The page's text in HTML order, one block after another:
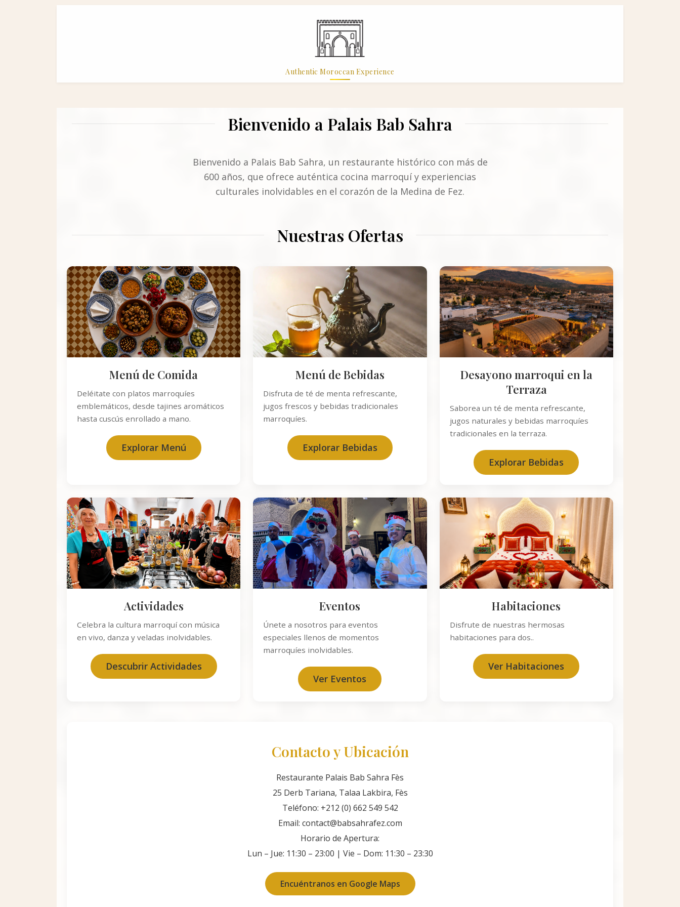
Authentic Moroccan Experience
Bienvenido a Palais Bab Sahra
Bienvenido a Palais Bab Sahra, un restaurante histórico con más de
600 años, que ofrece auténtica cocina marroquí y experiencias
culturales inolvidables en el corazón de la Medina de Fez.
Nuestras Ofertas
Menú de Comida
Deléitate con platos marroquíes
emblemáticos, desde tajines aromáticos
hasta cuscús enrollado a mano.
Explorar Menú
Menú de Bebidas
Disfruta de té de menta refrescante,
jugos frescos y bebidas tradicionales
marroquíes.
Explorar Bebidas
Desayono marroqui en la
Terraza
Saborea un té de menta refrescante,
jugos naturales y bebidas marroquíes
tradicionales en la terraza.
Explorar Bebidas
Actividades
Celebra la cultura marroquí con música
en vivo, danza y veladas inolvidables.
Descubrir Actividades
Eventos
Únete a nosotros para eventos
especiales llenos de momentos
marroquíes inolvidables.
Ver Eventos
Habitaciones
Disfrute de nuestras hermosas
habitaciones para dos..
Ver Habitaciones
Contacto y Ubicación
Restaurante Palais Bab Sahra Fès
25 Derb Tariana, Talaa Lakbira, Fès
Teléfono: +212 (0) 662 549 542
Email: contact@babsahrafez.com
Horario de Apertura:
Lun – Jue: 11:30 – 23:00 | Vie – Dom: 11:30 – 23:30
Encuéntranos en Google Maps